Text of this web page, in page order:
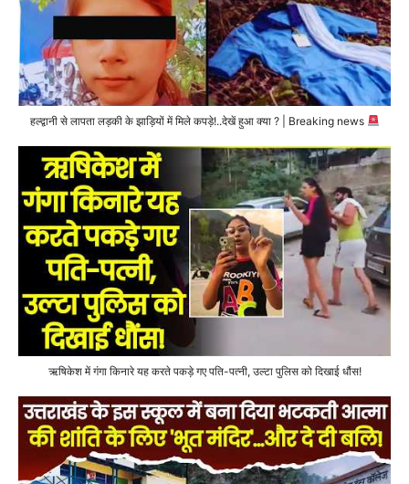
हल्द्वानी से लापता लड़की के झाड़ियों में मिले कपड़े!..देखें हुआ क्या ? | Breaking news
ऋषिकेश में गंगा किनारे यह करते पकड़े गए पति-पत्नी, उल्टा पुलिस को दिखाई धौंस!